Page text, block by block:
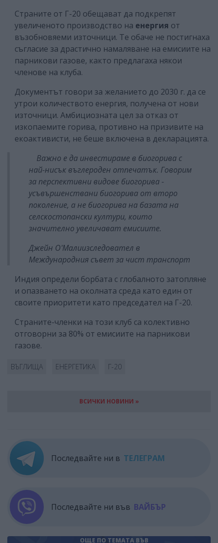
Страните от Г-20 обещават да подкрепят
увеличеното производство на енергия от
възобновяеми източници. Те обаче не постигнаха
съгласие за драстично намаляване на емисиите на
парникови газове, както предлагаха някои
членове на клуба.
Документът говори за желанието до 2030 г. да се
утрои количеството енергия, получена от нови
източници. Амбициозната цел за отказ от
изкопаемите горива, противно на призивите на
екоактивисти, не беше включена в декларацията.
Важно е да инвестираме в биогорива с
най-нисък въглероден отпечатък. Говорим
за перспективни видове биогорива -
усъвършенствани биогорива от второ
поколение, а не биогорива на базата на
селскостопански култури, които
значително увеличават емисиите.
Джейн О'Малиизследовател в
Международния съвет за чист транспорт
Индия определи борбата с глобалното затопляне
и опазването на околната среда като един от
своите приоритети като председател на Г-20.
Страните-членки на този клуб са колективно
отговорни за 80% от емисиите на парникови
газове.
ВЪГЛИЩА ЕНЕРГЕТИКА Г-20
ВСИЧКИ НОВИНИ »
Последвайте ни в ТЕЛЕГРАМ
Последвайте ни във ВАЙБЪР
ОЩЕ ПО ТЕМАТА ВЪВ